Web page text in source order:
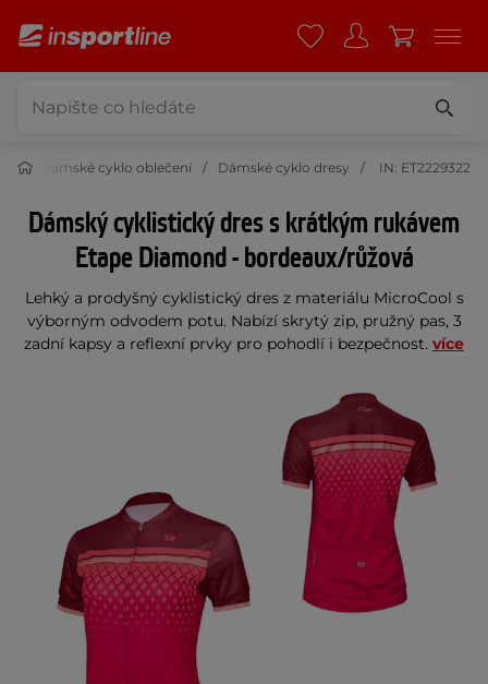
Dámské cyklo oblečení Dámské cyklo dresy IN: ET2229322
Dámský cyklistický dres s krátkým rukávem
Etape Diamond - bordeaux/růžová
Lehký a prodyšný cyklistický dres z materiálu MicroCool s
výborným odvodem potu. Nabízí skrytý zip, pružný pas, 3
zadní kapsy a reflexní prvky pro pohodlí i bezpečnost. více